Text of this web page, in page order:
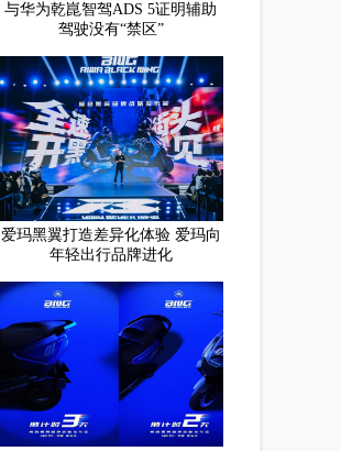
与华为乾崑智驾ADS 5证明辅助
驾驶没有“禁区”
爱玛黑翼打造差异化体验 爱玛向
年轻出行品牌进化